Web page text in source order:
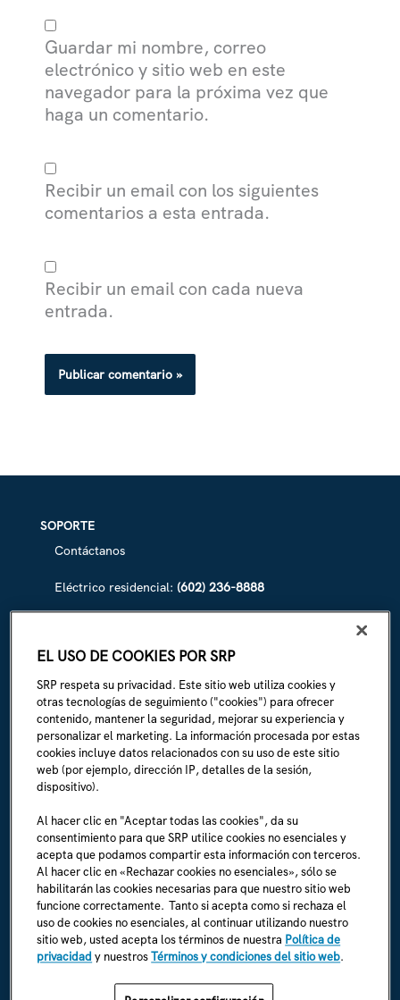
Guardar mi nombre, correo
electrónico y sitio web en este
navegador para la próxima vez que
haga un comentario.
Recibir un email con los siguientes
comentarios a esta entrada.
Recibir un email con cada nueva
entrada.
ACERCA DE SRP
Biografía de la empresa
Carreras (en inglés)
Soy un empleado (en inglés)
Normas y reglamentos de SRP (en inglés)
SOPORTE
Contáctanos
Eléctrico residencial: (602) 236-8888
Irrigación de SRP:(602) 236-3333
La Línea:(602) 236-1111
ENCUÉNTRANOS EN
EL USO DE COOKIES POR SRP
SRP respeta su privacidad. Este sitio web utiliza cookies y
otras tecnologías de seguimiento ("cookies") para ofrecer
contenido, mantener la seguridad, mejorar su experiencia y
personalizar el marketing. La información procesada por estas
cookies incluye datos relacionados con su uso de este sitio
web (por ejemplo, dirección IP, detalles de la sesión,
dispositivo).
Al hacer clic en "Aceptar todas las cookies", da su
consentimiento para que SRP utilice cookies no esenciales y
acepta que podamos compartir esta información con terceros.
Al hacer clic en «Rechazar cookies no esenciales», sólo se
habilitarán las cookies necesarias para que nuestro sitio web
funcione correctamente. Tanto si acepta como si rechaza el
uso de cookies no esenciales, al continuar utilizando nuestro
sitio web, usted acepta los términos de nuestra Política de
privacidad y nuestrosTérminos y condiciones del sitio web.